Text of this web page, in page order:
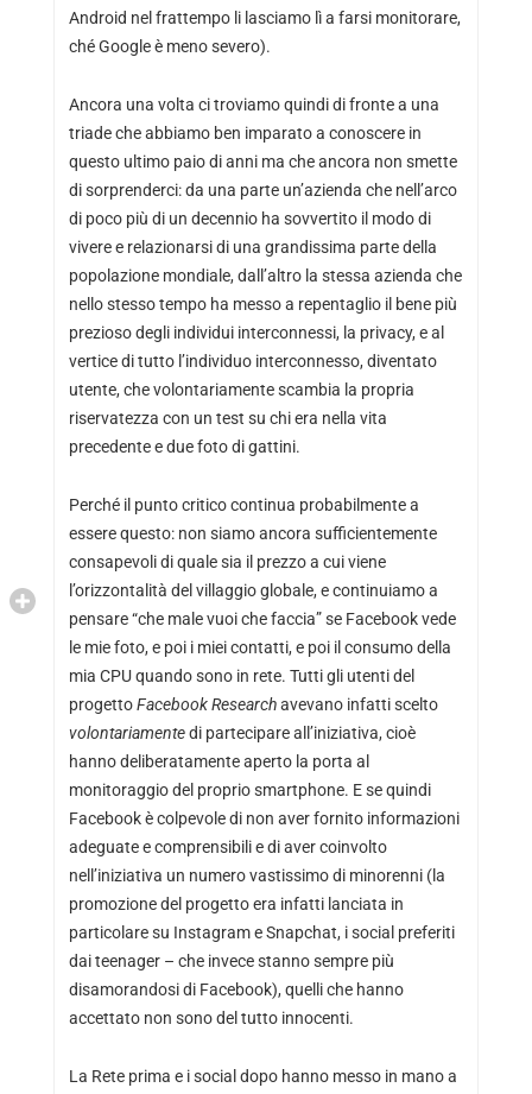
Android nel frattempo li lasciamo lì a farsi monitorare,
ché Google è meno severo).
Ancora una volta ci troviamo quindi di fronte a una
triade che abbiamo ben imparato a conoscere in
questo ultimo paio di anni ma che ancora non smette
di sorprenderci: da una parte un’azienda che nell’arco
di poco più di un decennio ha sovvertito il modo di
vivere e relazionarsi di una grandissima parte della
popolazione mondiale, dall’altro la stessa azienda che
nello stesso tempo ha messo a repentaglio il bene più
prezioso degli individui interconnessi, la privacy, e al
vertice di tutto l’individuo interconnesso, diventato
utente, che volontariamente scambia la propria
riservatezza con un test su chi era nella vita
precedente e due foto di gattini.
Perché il punto critico continua probabilmente a
essere questo: non siamo ancora sufficientemente
consapevoli di quale sia il prezzo a cui viene
l’orizzontalità del villaggio globale, e continuiamo a
pensare “che male vuoi che faccia” se Facebook vede
le mie foto, e poi i miei contatti, e poi il consumo della
mia CPU quando sono in rete. Tutti gli utenti del
progettoFacebook Researchavevano infatti scelto
volontariamentedi partecipare all’iniziativa, cioè
hanno deliberatamente aperto la porta al
monitoraggio del proprio smartphone. E se quindi
Facebook è colpevole di non aver fornito informazioni
adeguate e comprensibili e di aver coinvolto
nell’iniziativa un numero vastissimo di minorenni (la
promozione del progetto era infatti lanciata in
particolare su Instagram e Snapchat, i social preferiti
dai teenager – che invece stanno sempre più
disamorandosi di Facebook), quelli che hanno
accettato non sono del tutto innocenti.
La Rete prima e i social dopo hanno messo in mano a